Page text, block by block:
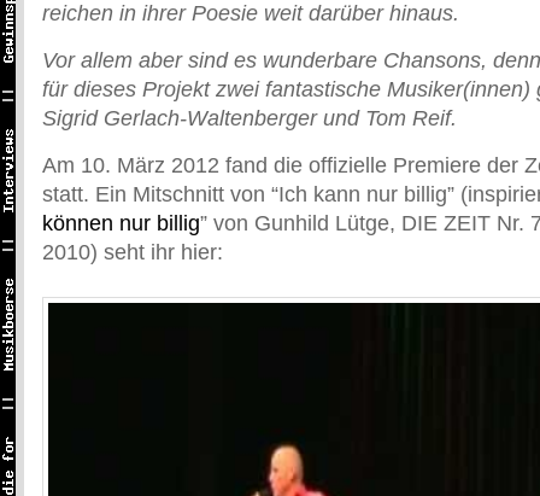
reichen in ihrer Poesie weit darüber hinaus.
Vor allem aber sind es wunderbare Chansons,
für dieses Projekt zwei fantastische Musiker(innen)
Sigrid Gerlach-Waltenberger und Tom Reif.
Am 10. März 2012 fand die offizielle Premiere der
statt. Ein Mitschnitt von “Ich kann nur billig”
können nur billig” von Gunhild Lütge, DIE ZEIT Nr.
2010) seht ihr hier: